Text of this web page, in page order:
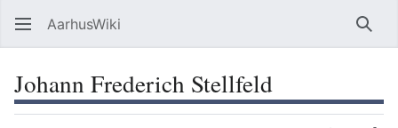
AarhusWiki Søg
Johann Frederich Stellfeld